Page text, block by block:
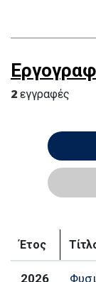
2 εγγραφές
Έτος
2026